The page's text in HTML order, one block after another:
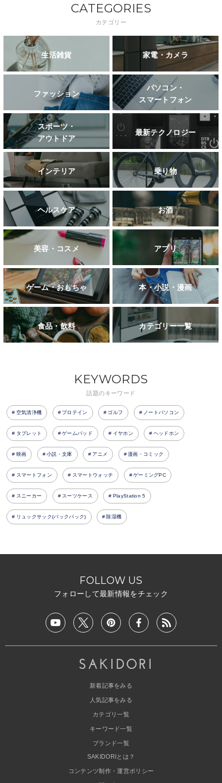
CATEGORIES
カテゴリー
生活雑貨 家電・カメラ
ファッション
パソコン・
スマートフォン
スポーツ・
アウトドア
最新テクノロジー
インテリア 乗り物
ヘルスケア お酒
美容・コスメ アプリ
ゲーム・おもちゃ 本・小説・漫画
食品・飲料 カテゴリー一覧
KEYWORDS
話題のキーワード
空気清浄機 プロテイン ゴルフ ノートパソコン
タブレット ゲームパッド イヤホン ヘッドホン
映画 小説・文庫 アニメ 漫画・コミック
スマートフォン スマートウォッチ ゲーミングPC
スニーカー スーツケース PlayStation 5
リュックサック(バックパック) 除湿機
FOLLOW US
フォローして最新情報をチェック
新着記事をみる
人気記事をみる
カテゴリ一覧
キーワード一覧
ブランド一覧
SAKIDORIとは？
コンテンツ制作・運営ポリシー